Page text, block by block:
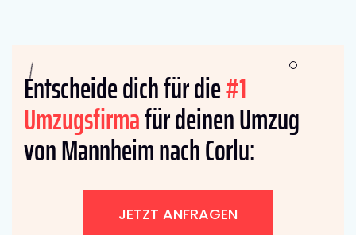
Entscheide dich für die#1
Umzugsfirmafür deinen Umzug
von Mannheim nach Corlu:
JETZT ANFRAGEN